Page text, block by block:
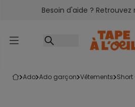
Accéder au contenu
Besoin d'aide ? Retrouvez
ado ado garçon vêtements